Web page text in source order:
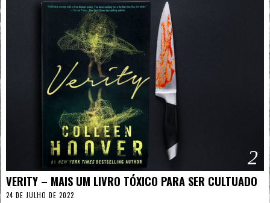
2
VERITY – MAIS UM LIVRO TÓXICO PARA SER CULTUADO
24 DE JULHO DE 2022